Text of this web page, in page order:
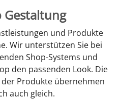
Gestaltung
und Produkte
Wir unterstützen Sie bei
Shop-Systems und
den passenden Look. Die
Produkte übernehmen
auch gleich.